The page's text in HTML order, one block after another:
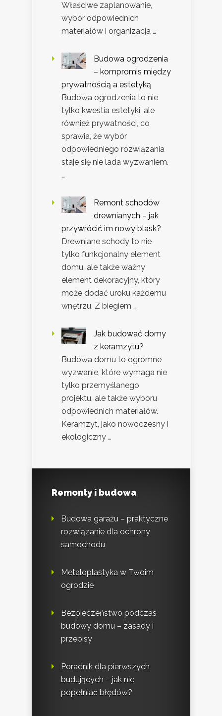
Właściwe zaplanowanie,
wybór odpowiednich
materiałów i organizacja …
Budowa ogrodzenia
– kompromis między
prywatnością a estetyką
Budowa ogrodzenia to nie
tylko kwestia estetyki, ale
również prywatności, co
sprawia, że wybór
odpowiedniego rozwiązania
staje się nie lada wyzwaniem.
…
Remont schodów
drewnianych – jak
przywrócić im nowy blask?
Drewniane schody to nie
tylko funkcjonalny element
domu, ale także ważny
element dekoracyjny, który
może dodać uroku każdemu
wnętrzu. Z biegiem …
Jak budować domy
z keramzytu?
Budowa domu to ogromne
wyzwanie, które wymaga nie
tylko przemyślanego
projektu, ale także wyboru
odpowiednich materiałów.
Keramzyt, jako nowoczesny i
ekologiczny …
Remonty i budowa
Budowa garażu – praktyczne
rozwiązanie dla ochrony
samochodu
Metaloplastyka w Twoim
ogrodzie
Bezpieczeństwo podczas
budowy domu – zasady i
przepisy
Poradnik dla pierwszych
budujących – jak nie
popełniać błędów?